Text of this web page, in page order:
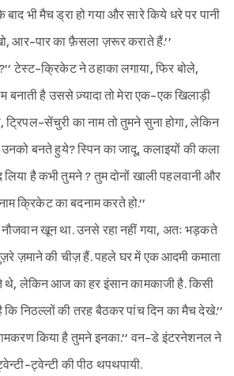
भी मैच ड्रा हो गया और सारे किये धरे पर पानी
आर-पार का फ़ैसला ज़रूर कराते हैं.’’
टेस्ट-क्रिकेट ने ठहाका लगाया, फिर बोले,
बनाती है उससे ज़्यादा तो मेरा एक-एक खिलाड़ी
सेंचुरी का नाम तो तुमने सुना होगा, लेकिन
उनको बनते हुये? स्पिन का जादू, कलाइयों की कला
है कभी तुमने ? तुम दोनों खाली पहलवानी और
क्रिकेट का बदनाम करते हो.’’
नौजवान खून था. उनसे रहा नहीं गया, अतः भड़कते
ज़माने की चीज़ हैं. पहले घर में एक आदमी कमाता
थे, लेकिन आज का हर इंसान कामकाजी है. किसी
निठल्लों की तरह बैठकर पांच दिन का मैच देखे.’’
नामकरण किया है तुमने इनका.’’ वन-डे इंटरनेशनल ने
ट्वेन्टी की पीठ थपथपायी.